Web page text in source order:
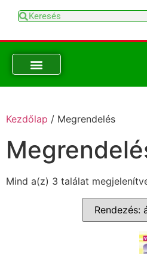
Kezdőlap / Megrendelés
Mind a(z) 3 találat